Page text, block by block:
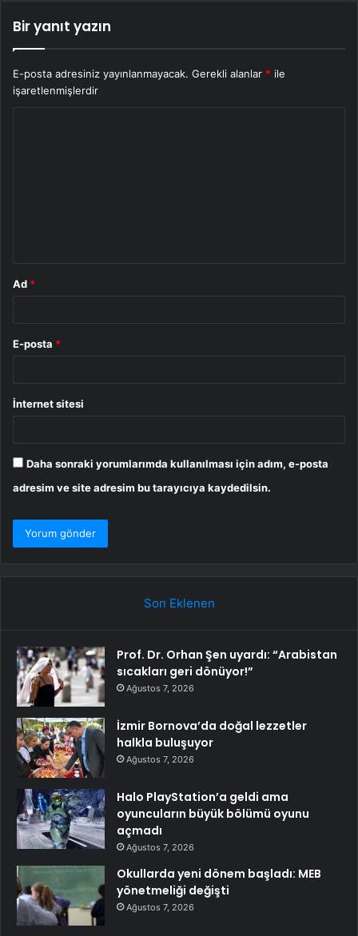
Bir yanıt yazın
E-posta adresiniz yayınlanmayacak. Gerekli alanlar * ile
işaretlenmişlerdir
Ad *
E-posta *
İnternet sitesi
Daha sonraki yorumlarımda kullanılması için adım, e-posta
adresim ve site adresim bu tarayıcıya kaydedilsin.
Son Eklenen
Prof. Dr. Orhan Şen uyardı: “Arabistan
sıcakları geri dönüyor!”
Ağustos 7, 2026
İzmir Bornova’da doğal lezzetler
halkla buluşuyor
Ağustos 7, 2026
Halo PlayStation’a geldi ama
oyuncuların büyük bölümü oyunu
açmadı
Ağustos 7, 2026
Okullarda yeni dönem başladı: MEB
yönetmeliği değişti
Ağustos 7, 2026